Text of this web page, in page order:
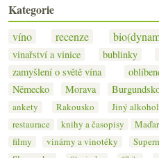
Kategorie
víno recenze
vinařství a vinice
bublinky
zamyšlení o světě vína
Německo
Morava
ankety
Rakousko Jiný alkohol
restaurace
knihy a časopisy
filmy
vinárny a vinotéky